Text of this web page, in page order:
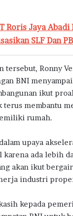
Roris Jaya Abadi
SLF Dan
tersebut, Ronny
BNI
ikut
membantu
rumah.
upaya
karena ada lebih
akan ikut
industri
kepada